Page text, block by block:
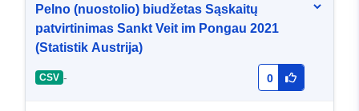
Pelno (nuostolio) biudžetas Sąskaitų
patvirtinimas Sankt Veit im Pongau 2021
(Statistik Austrija)
CSV - 0